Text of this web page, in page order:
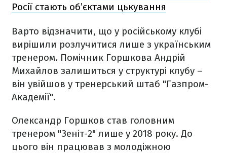
Росії стають об’єктами цькування
Варто відзначити, що у російському клубі
вирішили розлучитися лише з українським
тренером. Помічник Горшкова Андрій
Михайлов залишиться у структурі клубу –
він увійшов у тренерський штаб "Газпром-
Академії".
Олександр Горшков став головним
тренером "Зеніт-2" лише у 2018 року. До
цього він працював з молодіжною